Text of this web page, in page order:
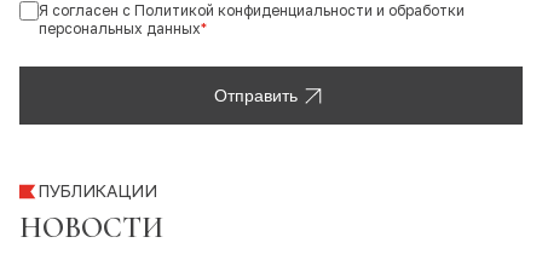
Я согласен с Политикой конфиденциальности и обработки
персональных данных*
Отправить
ПУБЛИКАЦИИ
НОВОСТИ